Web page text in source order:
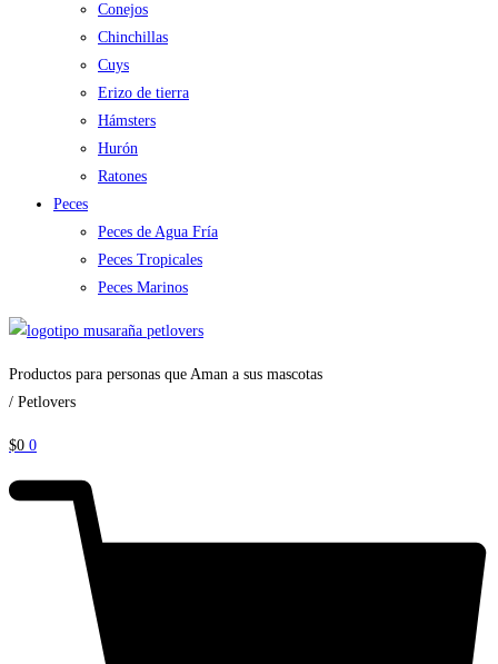
Conejos
Chinchillas
Cuys
Erizo de tierra
Hámsters
Hurón
Ratones
Peces
Peces de Agua Fría
Peces Tropicales
Peces Marinos
Productos para personas que Aman a sus mascotas
/ Petlovers
$0 0